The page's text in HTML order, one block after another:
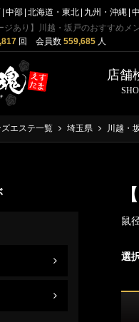
中部 北海道・東北 九州・沖縄
ジあり】川越・坂戸のおすすめメ
回 会員数 559,685 人
店舗
エステ一覧 埼玉県 川越・
鼠
選
埼玉